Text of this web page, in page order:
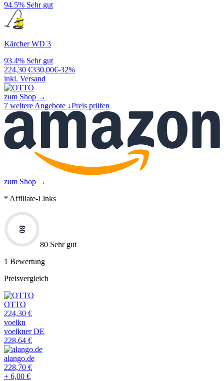
94.5% Sehr gut
Kärcher WD 3
93.4% Sehr gut
224,30 €330,00€-32%
inkl. Versand
zum Shop →
7 weitere Angebote ↓Preis prüfen
zum Shop →
* Affiliate-Links
80
80 Sehr gut
1 Bewertung
Preisvergleich
OTTO
224,30 €
voelkn
voelkner DE
228,64 €
alango.de
228,70 €
+ 6,00 €